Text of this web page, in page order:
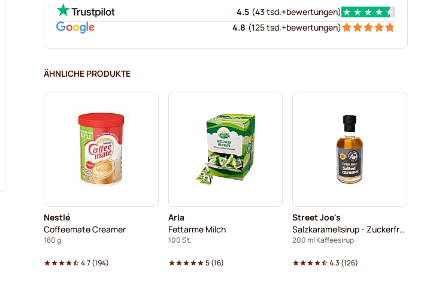
4.5 (43 tsd.+bewertungen)
4.8 (125 tsd.+bewertungen)
ÄHNLICHE PRODUKTE
Nestlé
Coffeemate Creamer
180 g.
4.7(194)
Arla
Fettarme Milch
100 St.
5(16)
Street Joe's
Salzkaramellsirup - Zuckerfreier
200 ml Kaffeesirup
4.3 (126)